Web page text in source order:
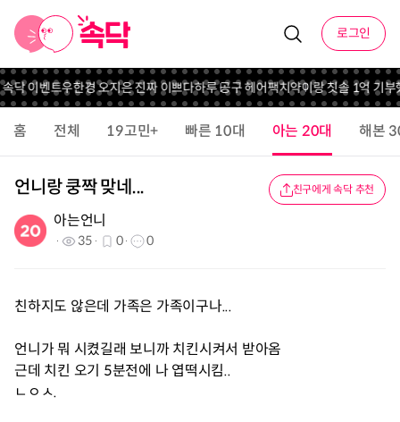
로그인
닥 이벤트우한경 오지은 진짜 이쁘다하루 공구 헤어팩치약이랑 칫솔 1억 기부
홈 전체 19고민+ 빠른 10대 아는 20대 해본
언니랑 쿵짝 맞네... 친구에게 속닥 추천
아는언니
35 0 0
친하지도 않은데 가족은 가족이구나...
언니가 뭐 시켰길래 보니까 치킨시켜서 받아옴
근데 치킨 오기 5분전에 나 엽떡시킴..
ㄴㅇㅅ.